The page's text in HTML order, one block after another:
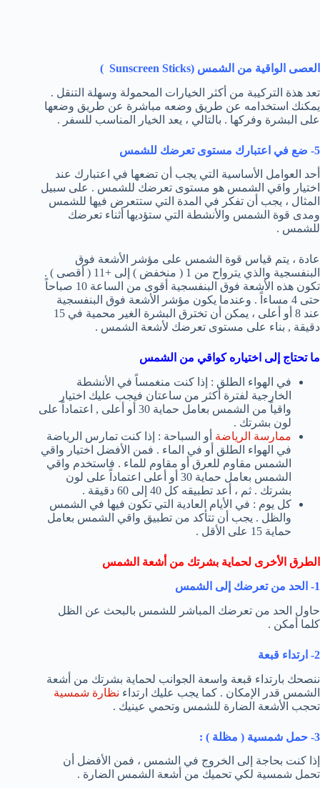
العصى الواقية من الشمس (Sunscreen Sticks
)
تعد هذة التركيبة من أكثر الخيارات المحمولة وسهلة التنقل .
يمكنك استخدامه عن طريق وضعه مباشرة عن طريق وضعها
على البشرة وفركها . بالتالي ، يعد الخيار المناسب للسفر .
5- ضع في اعتبارك مستوى تعرضك للشمس
أحد العوامل الأساسية التي يجب أن تضعها في اعتبارك عند
اختيار واقي الشمس هو مستوى تعرضك للشمس . على سبيل
المثال ، يجب أن تفكر في المدة التي ستتعرض فيها للشمس
ومدى قوة الشمس والأنشطة التي ستؤديها أثناء تعرضك
للشمس .
عادة ، يتم قياس قوة الشمس على مؤشر الأشعة فوق
البنفسجية والذي يترواح من 1 ( منخفض ) إلى +11 ( أقصى ) .
تكون هذه الأشعة فوق البنفسجية أقوى من الساعة 10 صباحاً
حتى 4 مساءاً . وعندما يكون مؤشر الأشعة فوق البنفسجية
عند 8 أو أعلى ، يمكن أن تخترق البشرة الغير محمية في 15
دقيقة , بناء على مستوى تعرضك لأشعة الشمس .
ما تحتاج إلى اختياره كواقي من الشمس
في الهواء الطلق : إذا كنت منغمساً في الأنشطة
الخارجية لفترة أكثر من ساعتان فيجب عليك اختيار
واقياً من الشمس بعامل حماية 30 أو أعلى , اعتماداً على
لون بشرتك .
ممارسة الرياضة أو السباحة : إذا كنت تمارس الرياضة
في الهواء الطلق أو في الماء . فمن الأفضل اختيار واقي
الشمس مقاوم للعرق أو مقاوم للماء . فاستخدم واقي
الشمس بعامل حماية 30 أو أعلى اعتماداً على لون
بشرتك . ثم ، أعد تطبيقه كل 40 إلى 60 دقيقة .
كل يوم : في الأيام العادية التي تكون فيها في الشمس
والظل . يجب أن تتأكد من تطبيق واقي الشمس بعامل
حماية 15 على الأقل .
الطرق الأخرى لحماية بشرتك من أشعة الشمس
1- الحد من تعرضك إلى الشمس
حاول الحد من تعرضك المباشر للشمس بالبحث عن الظل
كلما أمكن .
2- ارتداء قبعة
ننصحك بارتداء قبعة واسعة الجوانب لحماية بشرتك من أشعة
الشمس قدر الإمكان . كما يجب عليك ارتداء نظارة شمسية
تحجب الأشعة الضارة للشمس وتحمي عينيك .
3- حمل شمسية ( مظلة ) :
إذا كنت بحاجة إلى الخروج في الشمس ، فمن الأفضل أن
تحمل شمسية لكي تحميك من أشعة الشمس الضارة .